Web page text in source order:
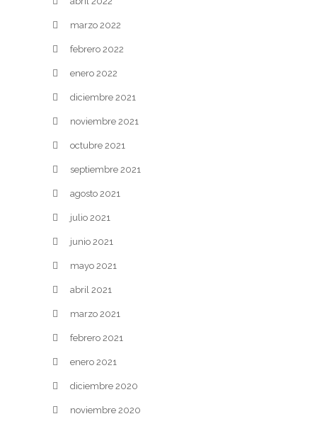
marzo 2022
febrero 2022
enero 2022
diciembre 2021
noviembre 2021
octubre 2021
septiembre 2021
agosto 2021
julio 2021
junio 2021
mayo 2021
abril 2021
marzo 2021
febrero 2021
enero 2021
diciembre 2020
noviembre 2020